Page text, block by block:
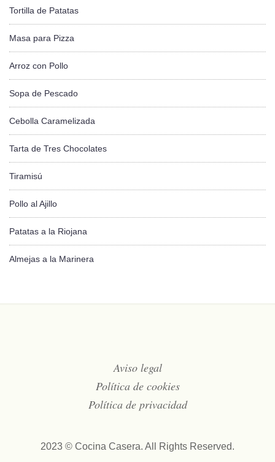
Tortilla de Patatas
Masa para Pizza
Arroz con Pollo
Sopa de Pescado
Cebolla Caramelizada
Tarta de Tres Chocolates
Tiramisú
Pollo al Ajillo
Patatas a la Riojana
Almejas a la Marinera
Aviso legal
Política de cookies
Política de privacidad
2023 © Cocina Casera. All Rights Reserved.